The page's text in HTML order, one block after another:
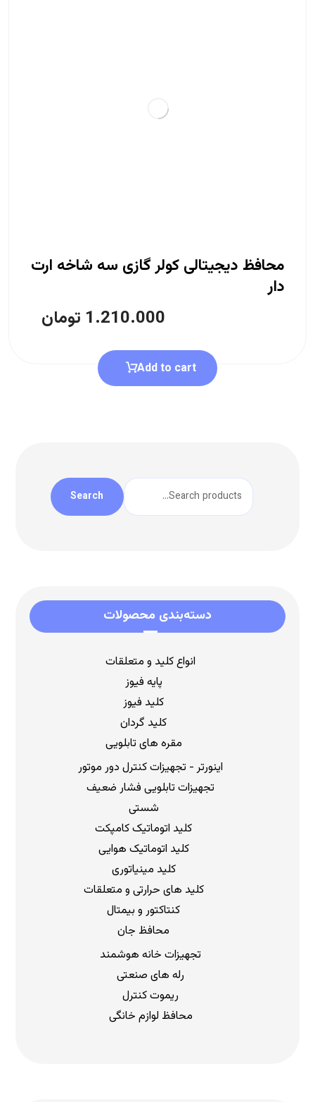
محافظ دیجیتالی کولر گازی سه شاخه ارت
دار
1.210.000 تومان
Add to cart
Search
دسته‌بندی محصولات
انواع کلید و متعلقات
پایه فیوز
کلید فیوز
کلید گردان
مقره های تابلویی
اینورتر - تجهیزات کنترل دور موتور
تجهیزات تابلویی فشار ضعیف
شستی
کلید اتوماتیک کامپکت
کلید اتوماتیک هوایی
کلید مینیاتوری
کلید های حرارتی و متعلقات
کنتاکتور و بیمتال
محافظ جان
تجهیزات خانه هوشمند
رله های صنعتی
ریموت کنترل
محافظ لوازم خانگی